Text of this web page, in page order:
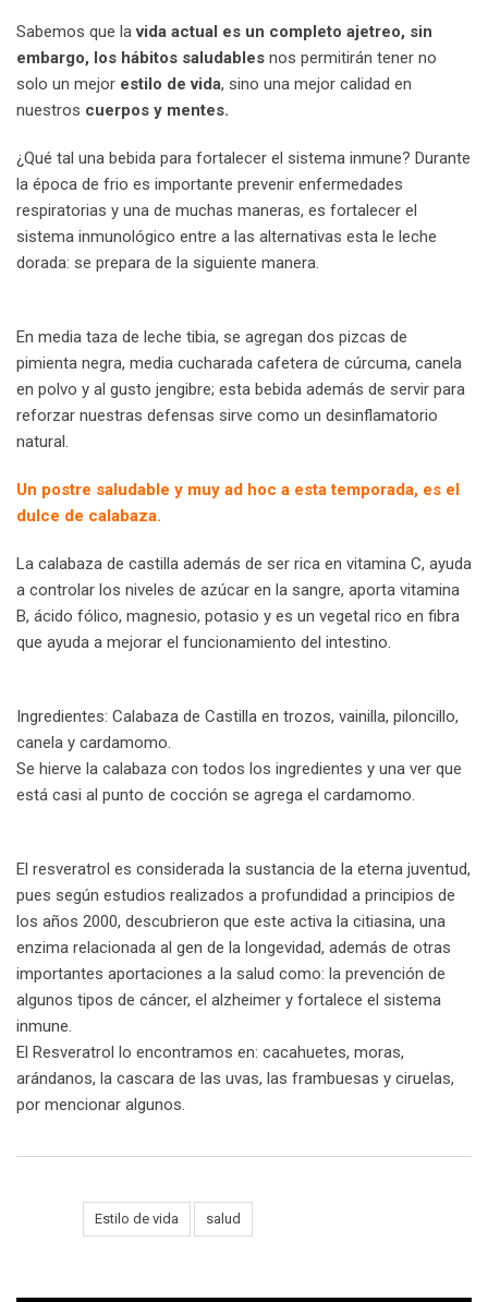
Sabemos que lavida actual es un completo ajetreo, sin
embargo, los hábitos saludables nos permitirán tener no
solo un mejor estilo de vida, sino una mejor calidad en
nuestros cuerpos y mentes.
¿Qué tal una bebida para fortalecer el sistema inmune? Durante
la época de frio es importante prevenir enfermedades
respiratorias y una de muchas maneras, es fortalecer el
sistema inmunológico entre a las alternativas esta le leche
dorada: se prepara de la siguiente manera.
En media taza de leche tibia, se agregan dos pizcas de
pimienta negra, media cucharada cafetera de cúrcuma, canela
en polvo y al gusto jengibre; esta bebida además de servir para
reforzar nuestras defensas sirve como un desinflamatorio
natural.
Un postre saludable y muy ad hoc a esta temporada, es el
dulce de calabaza.
La calabaza de castilla además de ser rica en vitamina C, ayuda
a controlar los niveles de azúcar en la sangre, aporta vitamina
B, ácido fólico, magnesio, potasio y es un vegetal rico en fibra
que ayuda a mejorar el funcionamiento del intestino.
Ingredientes: Calabaza de Castilla en trozos, vainilla, piloncillo,
canela y cardamomo.
Se hierve la calabaza con todos los ingredientes y una ver que
está casi al punto de cocción se agrega el cardamomo.
El resveratrol es considerada la sustancia de la eterna juventud,
pues según estudios realizados a profundidad a principios de
los años 2000, descubrieron que este activa la citiasina, una
enzima relacionada al gen de la longevidad, además de otras
importantes aportaciones a la salud como: la prevención de
algunos tipos de cáncer, el alzheimer y fortalece el sistema
inmune.
El Resveratrol lo encontramos en: cacahuetes, moras,
arándanos, la cascara de las uvas, las frambuesas y ciruelas,
por mencionar algunos.
Estilo de vida salud